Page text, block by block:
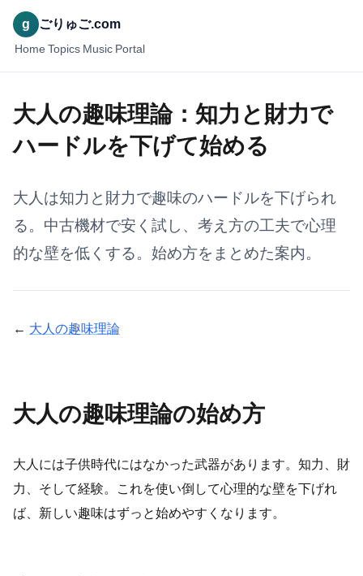
g ごりゅご.com
Home Topics Music Portal
大人の趣味理論：知力と財力で
ハードルを下げて始める
大人は知力と財力で趣味のハードルを下げられ
る。中古機材で安く試し、考え方の工夫で心理
的な壁を低くする。始め方をまとめた案内。
← 大人の趣味理論
大人の趣味理論の始め方
大人には子供時代にはなかった武器があります。知力、財
力、そして経験。これを使い倒して心理的な壁を下げれ
ば、新しい趣味はずっと始めやすくなります。